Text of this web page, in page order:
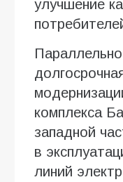
улучшение
комплекса
западной
в
линий